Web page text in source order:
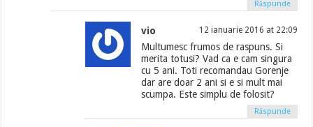
Răspunde
vio 12 ianuarie 2016 at 22:09
Multumesc frumos de raspuns. Si
merita totusi? Vad ca e cam singura
cu 5 ani. Toti recomandau Gorenje
dar are doar 2 ani si e si mult mai
scumpa. Este simplu de folosit?
Răspunde